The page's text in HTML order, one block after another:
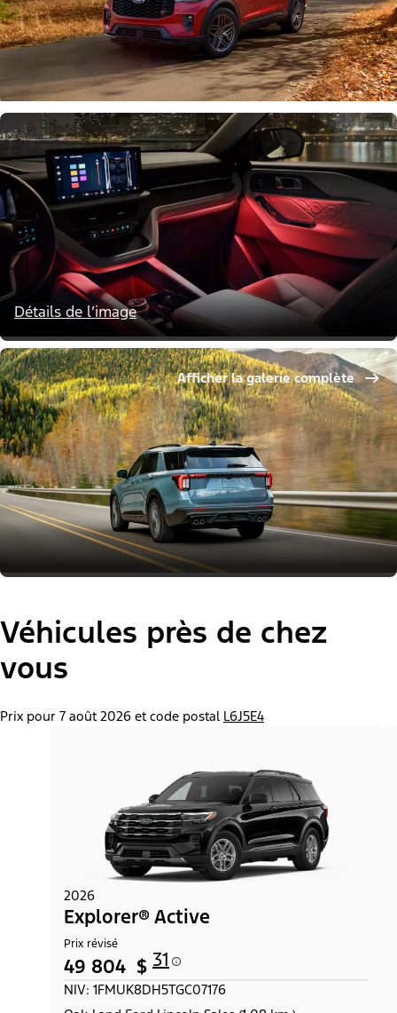
Détails de l’image
Afficher la galerie complète
Véhicules près de chez
vous
Prix pour 7 août 2026 et code postal L6J5E4
2026
Explorer® Active
Prix révisé
49 804 $ 31
NIV: 1FMUK8DH5TGC07176